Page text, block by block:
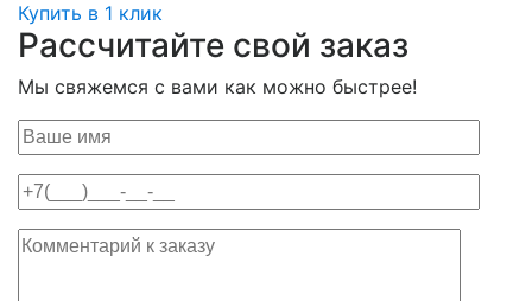
Купить в 1 клик
Рассчитайте свой заказ
Мы свяжемся с вами как можно быстрее!